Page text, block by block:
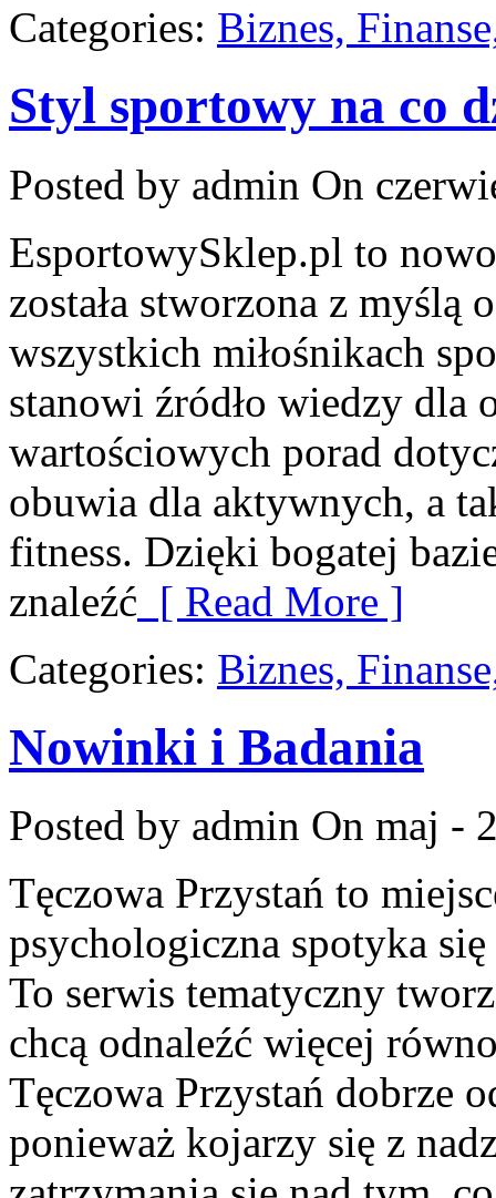
Categories: Biznes,
Styl sportowy na co
Posted by admin On
EsportowySklep.pl to
została stworzona z myślą
wszystkich miłośnikach
stanowi źródło wiedzy dla
wartościowych porad
obuwia dla aktywnych, a
fitness. Dzięki bogatej
znaleźć [ Read More ]
Categories: Biznes,
Nowinki i Badania
Posted by admin On maj -
Tęczowa Przystań to
psychologiczna spotyka
To serwis tematyczny
chcą odnaleźć więcej
Tęczowa Przystań dobrze
ponieważ kojarzy się z